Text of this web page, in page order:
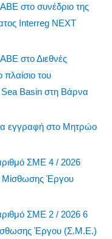
στο συνέδριο της
Interreg NEXT
στο Διεθνές
του
Basin στη Βάρνα
εγγραφή στο Μητρώο
ΣΜΕ 4 / 2026
Μίσθωσης Έργου
ΣΜΕ 2 / 2026 6
Έργου (Σ.Μ.Ε.)